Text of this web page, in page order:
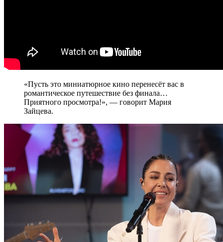
«Пусть это миниатюрное кино перенесёт вас в
романтическое путешествие без финала…
Приятного просмотра!», — говорит Мария
Зайцева.